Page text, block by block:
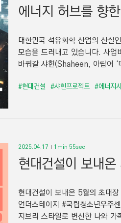
에너지 허브를 향
대한민국 석유화학 산업의 산실
모습을 드러내고 있습니다. 사
바꿔갈 샤힌(Shaheen, 아랍어
#현대건설 #샤힌프로젝트 #에너지
2025.04.17 1min 55sec
현대건설이 보내
현대건설이 보내온 5월의 초대
언더스테이지 #국립청소년우
지브리 스타일로 변신한 나와